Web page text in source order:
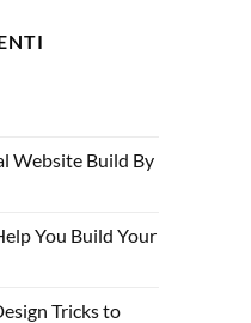
Website Build By
You Build Your
Tricks to